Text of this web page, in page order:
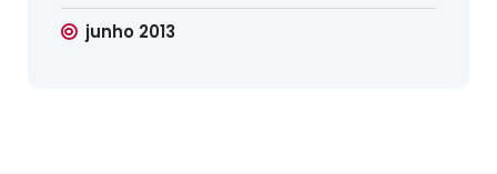
junho 2013